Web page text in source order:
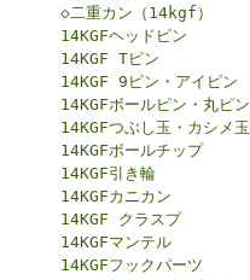
◇二重カン（14kgf）
14KGFヘッドピン
14KGF Tピン
14KGF 9ピン・アイピン
14KGFボールピン・丸ピン
14KGFつぶし玉・カシメ玉
14KGFボールチップ
14KGF引き輪
14KGFカニカン
14KGF クラスプ
14KGFマンテル
14KGFフックパーツ